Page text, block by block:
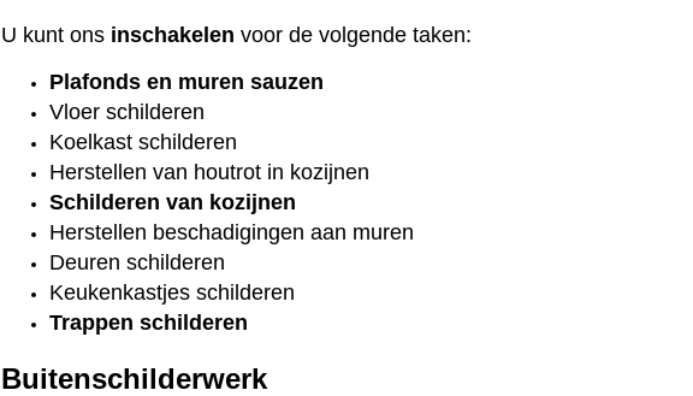
U kunt ons inschakelen voor de volgende taken:
Plafonds en muren sauzen
Vloer schilderen
Koelkast schilderen
Herstellen van houtrot in kozijnen
Schilderen van kozijnen
Herstellen beschadigingen aan muren
Deuren schilderen
Keukenkastjes schilderen
Trappen schilderen
Buitenschilderwerk